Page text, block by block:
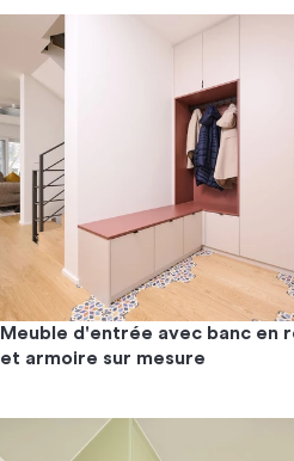
Meuble d'entrée avec banc en
et armoire sur mesure